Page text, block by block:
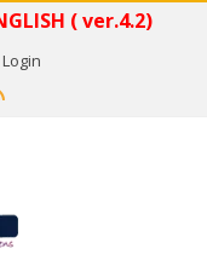
( ver.4.2)
Login